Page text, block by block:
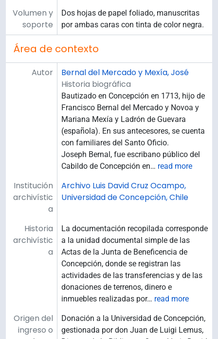
Volumen y
soporte
Dos hojas de papel foliado, manuscritas
por ambas caras con tinta de color negra.
Área de contexto
Autor
Bernal del Mercado y Mexía, José
Historia biográfica
Bautizado en Concepción en 1713, hijo de
Francisco Bernal del Mercado y Novoa y
Mariana Mexía y Ladrón de Guevara
(española). En sus antecesores, se cuenta
con familiares del Santo Oficio.
Joseph Bernal, fue escribano público del
Cabildo de Concepción en… read more
Institución
archivístic
a
Archivo Luis David Cruz Ocampo,
Universidad de Concepción, Chile
Historia
archivístic
a
La documentación recopilada corresponde
a la unidad documental simple de las
Actas de la Junta de Beneficencia de
Concepción, donde se registran las
actividades de las transferencias y de las
donaciones de terrenos, dinero e
inmuebles realizadas por… read more
Origen del
ingreso o
Donación a la Universidad de Concepción,
gestionada por don Juan de Luigi Lemus,